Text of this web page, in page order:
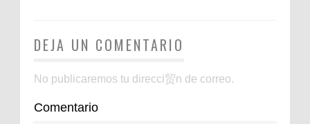
DEJA UN COMENTARIO
No publicaremos tu direcci贸n de correo.
Comentario